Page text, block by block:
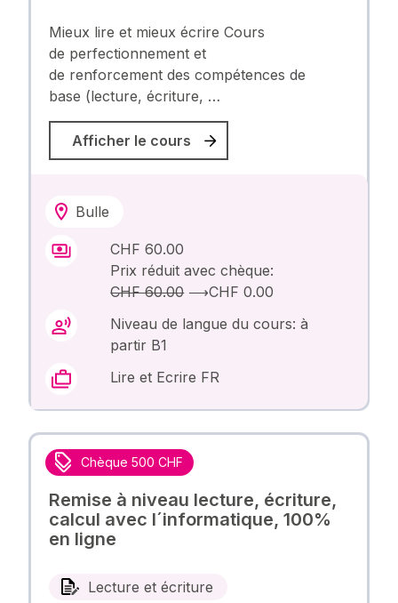
Mieux lire et mieux écrire Cours
de perfectionnement et
de renforcement des compétences de
base (lecture, écriture, …
Afficher le cours
Bulle
CHF 60.00
Prix réduit avec chèque:
CHF 60.00⟶CHF 0.00
Niveau de langue du cours: à
partir B1
Lire et Ecrire FR
Chèque 500 CHF
Remise à niveau lecture, écriture,
calcul avec l´informatique, 100%
en ligne
Lecture et écriture